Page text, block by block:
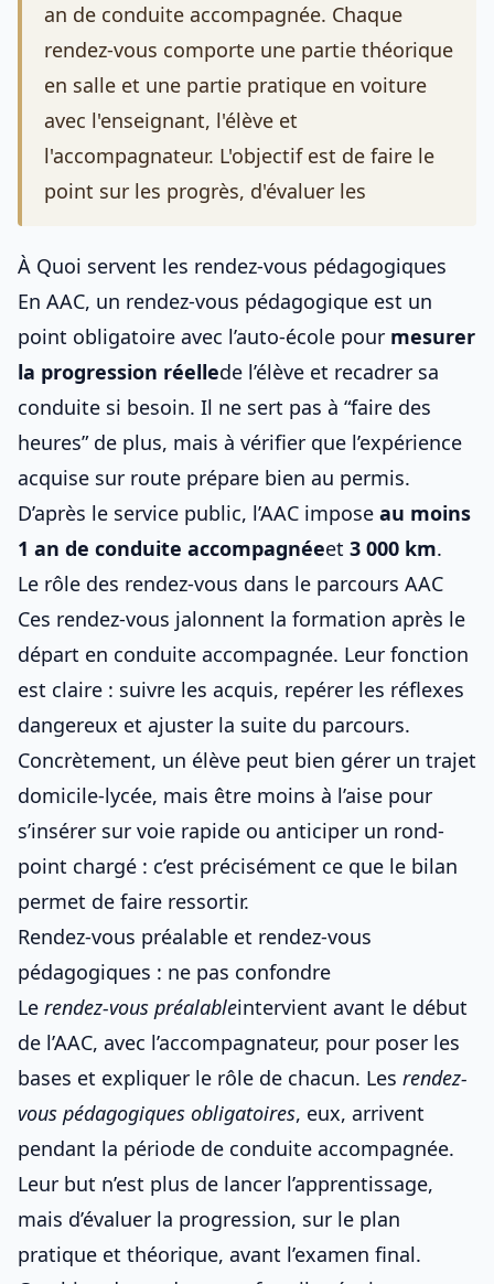
an de conduite accompagnée. Chaque
rendez-vous comporte une partie théorique
en salle et une partie pratique en voiture
avec l'enseignant, l'élève et
l'accompagnateur. L'objectif est de faire le
point sur les progrès, d'évaluer les
À Quoi servent les rendez-vous pédagogiques
En AAC, un rendez-vous pédagogique est un
point obligatoire avec l’auto-école pour mesurer
la progression réellede l’élève et recadrer sa
conduite si besoin. Il ne sert pas à “faire des
heures” de plus, mais à vérifier que l’expérience
acquise sur route prépare bien au permis.
D’après le service public, l’AAC impose au moins
1 an de conduite accompagnéeet 3 000 km.
Le rôle des rendez-vous dans le parcours AAC
Ces rendez-vous jalonnent la formation après le
départ en conduite accompagnée. Leur fonction
est claire : suivre les acquis, repérer les réflexes
dangereux et ajuster la suite du parcours.
Concrètement, un élève peut bien gérer un trajet
domicile-lycée, mais être moins à l’aise pour
s’insérer sur voie rapide ou anticiper un rond-
point chargé : c’est précisément ce que le bilan
permet de faire ressortir.
Rendez-vous préalable et rendez-vous
pédagogiques : ne pas confondre
Le rendez-vous préalableintervient avant le début
de l’AAC, avec l’accompagnateur, pour poser les
bases et expliquer le rôle de chacun. Les rendez-
vous pédagogiques obligatoires, eux, arrivent
pendant la période de conduite accompagnée.
Leur but n’est plus de lancer l’apprentissage,
mais d’évaluer la progression, sur le plan
pratique et théorique, avant l’examen final.